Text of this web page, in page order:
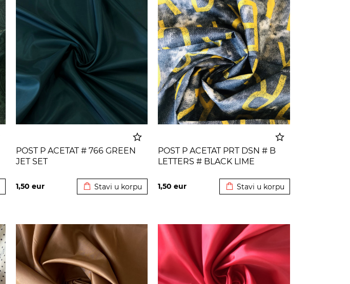
POST P ACETAT # 766 GREEN
JET SET
1,50 eur Stavi u korpu
POST P ACETAT PRT DSN # B
LETTERS # BLACK LIME
1,50eur Stavi u korpu